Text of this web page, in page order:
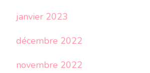
janvier 2023
décembre 2022
novembre 2022